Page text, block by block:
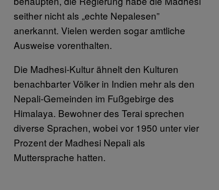
seither nicht als „echte Nepalesen”
anerkannt. Vielen werden sogar amtliche
Ausweise vorenthalten.
Die Madhesi-Kultur ähnelt den Kulturen
benachbarter Völker in Indien mehr als den
Nepali-Gemeinden im Fußgebirge des
Himalaya. Bewohner des Terai sprechen
diverse Sprachen, wobei vor 1950 unter vier
Prozent der Madhesi Nepali als
Muttersprache hatten.